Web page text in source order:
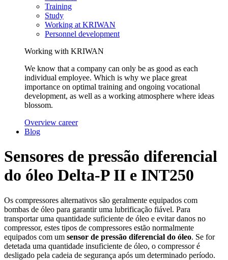
Training
Study
Working at KRIWAN
Personnel development
Working with KRIWAN
We know that a company can only be as good as each
individual employee. Which is why we place great
importance on optimal training and ongoing vocational
development, as well as a working atmosphere where ideas
blossom.
Overview career
Blog
Sensores de pressão diferencial
do óleo Delta‑P II e INT250
Os compressores alternativos são geralmente equipados com
bombas de óleo para garantir uma lubrificação fiável. Para
transportar uma quantidade suficiente de óleo e evitar danos no
compressor, estes tipos de compressores estão normalmente
equipados com um sensor de pressão diferencial do óleo. Se for
detetada uma quantidade insuficiente de óleo, o compressor é
desligado pela cadeia de segurança após um determinado período.